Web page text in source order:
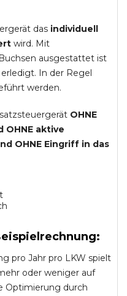
das individuell
wird. Mit
ausgestattet ist
In der Regel
werden.
OHNE
OHNE aktive
OHNE Eingriff in das
pro Jahr pro LKW spielt
oder weniger auf
Optimierung durch